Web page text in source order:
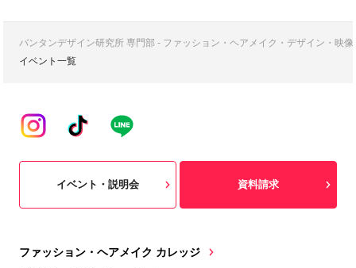
バンタンデザイン研究所 専門部 - ファッション・ヘアメイク・デザイン・映
イベント一覧
ファッション・ヘアメイク カレッジ
イベント・説明会 資料請求